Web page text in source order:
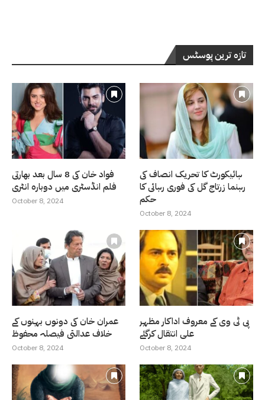
تازہ ترین پوسٹس
فواد خان کی 8 سال بعد بھارتی
فلم انڈسٹری میں دوبارہ انٹری
October 8, 2024
ہائیکورٹ کا تحریک انصاف کی
رہنما زرتاج گل کی فوری رہائی کا
حکم
October 8, 2024
عمران خان کی دونوں بہنوں کے
خلاف عدالتی فیصلہ محفوظ
October 8, 2024
پی ٹی وی کے معروف اداکار مظہر
علی انتقال کرگئے
October 8, 2024